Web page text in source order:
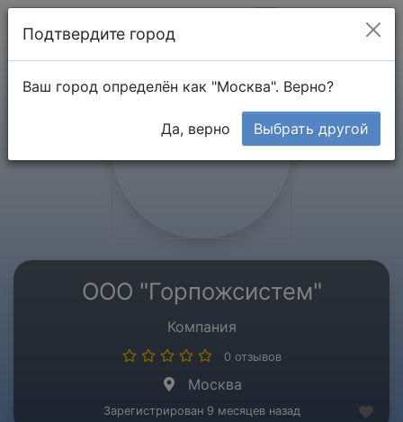
ООО "Горпожсистем"
Компания
0 отзывов
Москва
Зарегистрирован 9 месяцев назад
Подтвердите город
Ваш город определён как "Москва". Верно?
Да, верно Выбрать другой